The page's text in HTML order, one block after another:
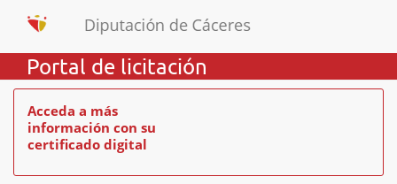
Portal de licitación
Acceda a más
información con su
certificado digital